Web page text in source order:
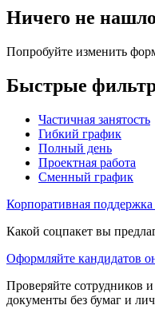
Ничего не
Попробуйте изменить
Быстрые
Частичная занятость
Гибкий график
Полный день
Проектная работа
Сменный график
Корпоративная поддержка
Какой соцпакет вы
Оформляйте кандидатов
Проверяйте сотрудников
документы без бумаг и